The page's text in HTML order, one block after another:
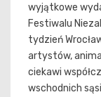
wyjątkowe
Festiwalu
tydzień
artystów,
ciekawi
wschodnich